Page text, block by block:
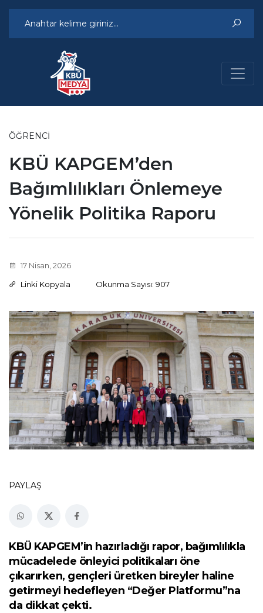
ÖĞRENCI
KBÜ KAPGEM’den
Bağımlılıkları Önlemeye
Yönelik Politika Raporu
17 Nisan, 2026
Linki Kopyala
Okunma Sayısı: 907
PAYLAŞ
KBÜ KAPGEM’in hazırladığı rapor, bağımlılıkla
mücadelede önleyici politikaları öne
çıkarırken, gençleri üretken bireyler haline
getirmeyi hedefleyen “Değer Platformu”na
da dikkat çekti.